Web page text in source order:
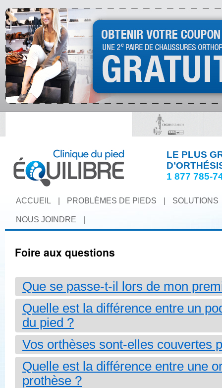
LE PLUS
1 877 785-
ACCUEIL PROBLÈMES DE PIEDS SOLUTIONS
NOUS JOINDRE
Foire aux questions
Que se passe-t-il lors de mon
Quelle est la différence entre un
du pied ?
Vos orthèses sont-elles couvertes
Quelle est la différence entre une
prothèse ?